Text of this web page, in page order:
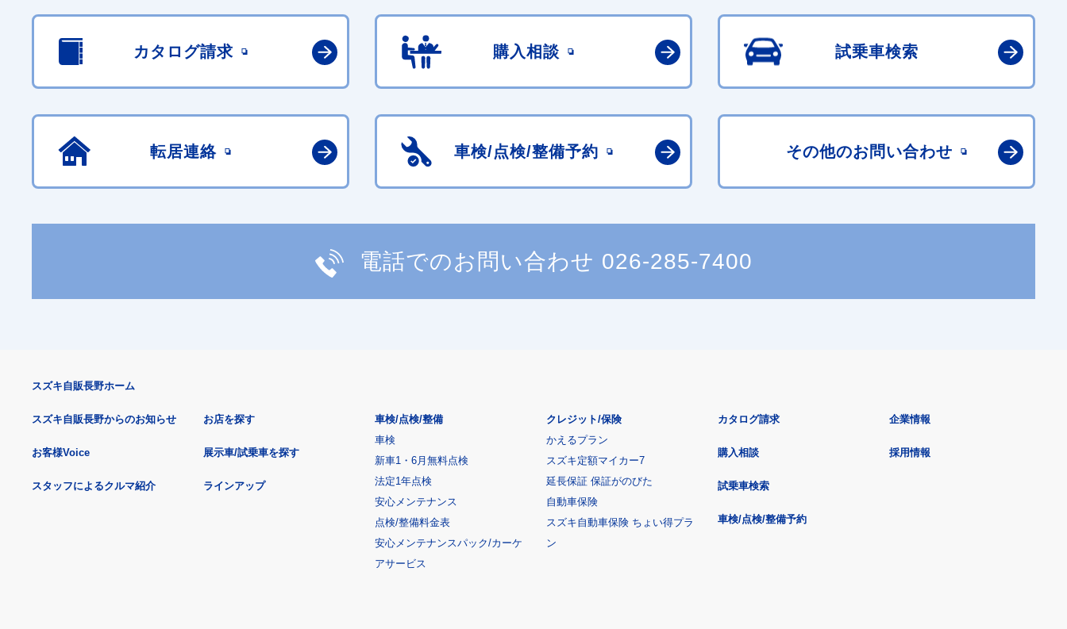
カタログ請求 購入相談 試乗車検索
転居連絡 車検/点検/整備予約 その他のお問い合わせ
電話でのお問い合わせ 026-285-7400
スズキ自販長野ホーム
スズキ自販長野からのお知らせ
お客様Voice
スタッフによるクルマ紹介
お店を探す
展示車/試乗車を探す
ラインアップ
車検/点検/整備
車検
新車1・6月無料点検
法定1年点検
安心メンテナンス
点検/整備料金表
安心メンテナンスパック/カーケ
アサービス
クレジット/保険
かえるプラン
スズキ定額マイカー7
延長保証 保証がのびた
自動車保険
スズキ自動車保険 ちょい得プラ
ン
カタログ請求
購入相談
試乗車検索
車検/点検/整備予約
企業情報
採用情報